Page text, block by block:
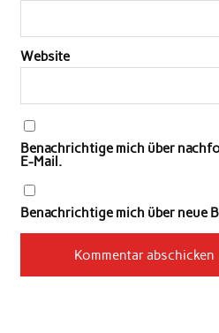
Website
Benachrichtige mich über
E-Mail.
Benachrichtige mich über neue